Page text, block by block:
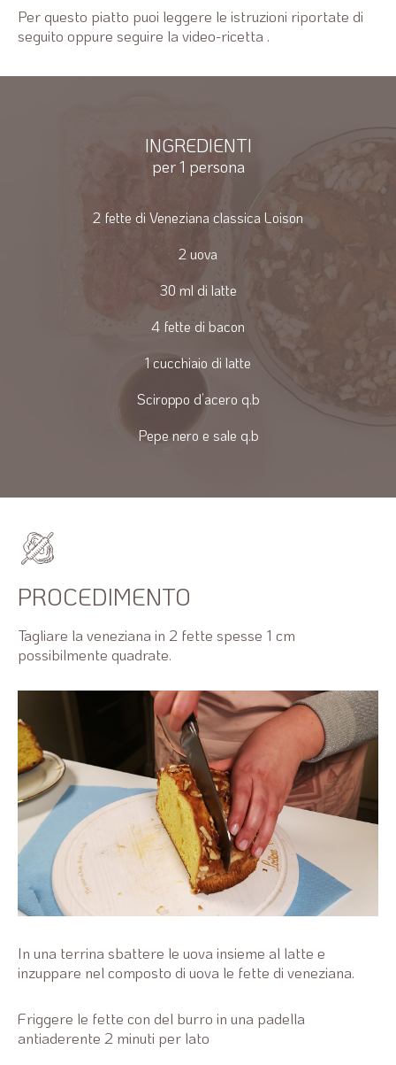
Per questo piatto puoi leggere le istruzioni riportate di
seguito oppure seguire la video-ricetta .
INGREDIENTI
per 1 persona
2 fette di Veneziana classica Loison
2 uova
30 ml di latte
4 fette di bacon
1 cucchiaio di latte
Sciroppo d’acero q.b
Pepe nero e sale q.b
PROCEDIMENTO
Tagliare la veneziana in 2 fette spesse 1 cm
possibilmente quadrate.
In una terrina sbattere le uova insieme al latte e
inzuppare nel composto di uova le fette di veneziana.
Friggere le fette con del burro in una padella
antiaderente 2 minuti per lato